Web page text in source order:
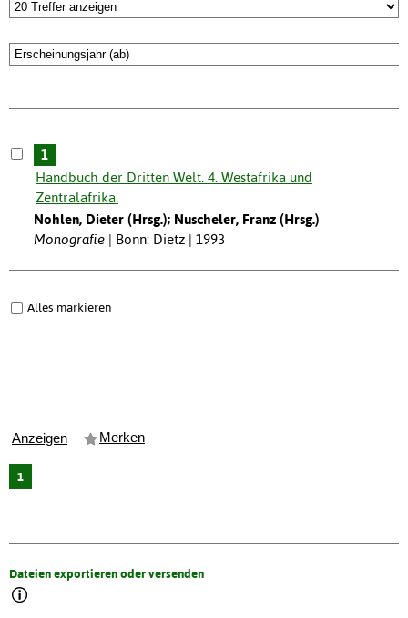
1
Handbuch der Dritten Welt. 4. Westafrika und
Zentralafrika.
Nohlen, Dieter (Hrsg.); Nuscheler, Franz (Hrsg.)
Monografie
Bonn: Dietz | 1993
Alles markieren
Anzeigen Merken
1
Dateien exportieren oder versenden